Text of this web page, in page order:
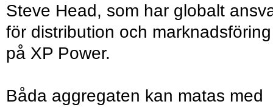
Steve Head, som har globalt
för distribution och marknadsföring
på XP Power.
Båda aggregaten kan matas med